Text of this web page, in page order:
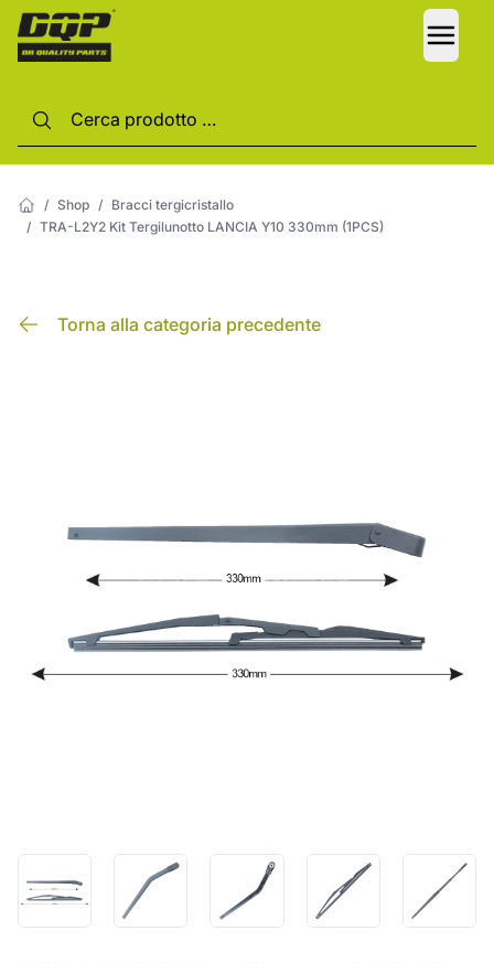
/ Shop / Bracci tergicristallo
/ TRA-L2Y2 Kit Tergilunotto LANCIA Y10 330mm (1PCS)
Torna alla categoria precedente